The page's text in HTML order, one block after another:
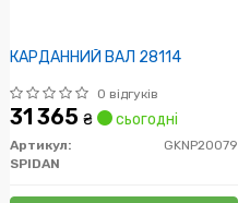
КАРДАННИЙ ВАЛ 28114
0 відгуків
31 365 ₴ сьогодні
Артикул:
GKNP20079
SPIDAN